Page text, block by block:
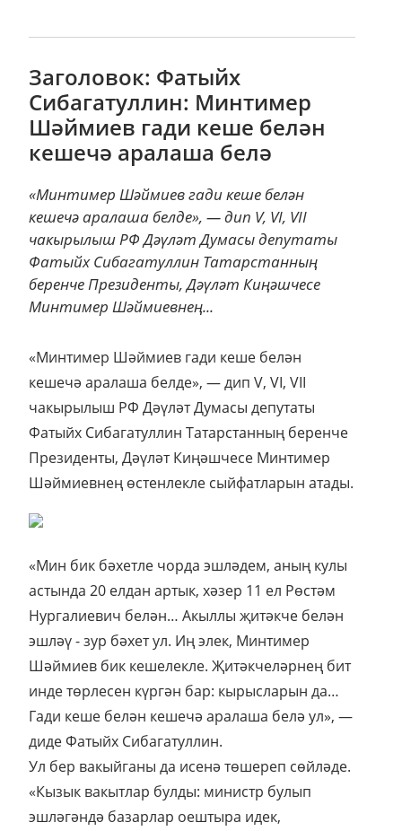
Заголовок: Фатыйх
Сибагатуллин: Минтимер
Шәймиев гади кеше белән
кешечә аралаша белә
«Минтимер Шәймиев гади кеше белән
кешечә аралаша белде», — дип V, VI, VII
чакырылыш РФ Дәүләт Думасы депутаты
Фатыйх Сибагатуллин Татарстанның
беренче Президенты, Дәүләт Киңәшчесе
Минтимер Шәймиевнең...
«Минтимер Шәймиев гади кеше белән
кешечә аралаша белде», — дип V, VI, VII
чакырылыш РФ Дәүләт Думасы депутаты
Фатыйх Сибагатуллин Татарстанның беренче
Президенты, Дәүләт Киңәшчесе Минтимер
Шәймиевнең өстенлекле сыйфатларын атады.
«Мин бик бәхетле чорда эшләдем, аның кулы
астында 20 елдан артык, хәзер 11 ел Рөстәм
Нургалиевич белән… Акыллы җитәкче белән
эшләү - зур бәхет ул. Иң элек, Минтимер
Шәймиев бик кешелекле. Җитәкчеләрнең бит
инде төрлесен күргән бар: кырысларын да…
Гади кеше белән кешечә аралаша белә ул», —
диде Фатыйх Сибагатуллин.
Ул бер вакыйганы да исенә төшереп сөйләде.
«Кызык вакытлар булды: министр булып
эшләгәндә базарлар оештыра идек,